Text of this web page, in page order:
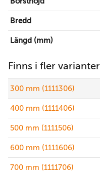
Bredd
Längd (mm)
Finns i fler varianter
300 mm (1111306)
400 mm (1111406)
500 mm (1111506)
600 mm (1111606)
700 mm (1111706)